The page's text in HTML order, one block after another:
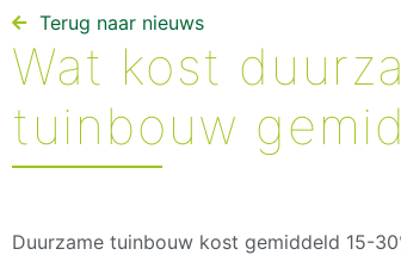
Terug naar nieuws​
Wat kost
tuinbouw
Duurzame tuinbouw kost gemiddeld 15-